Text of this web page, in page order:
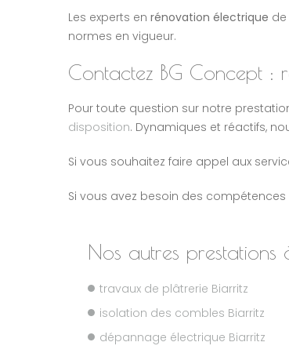
Les experts en rénovation électrique
normes en vigueur.
Contactez BG Concept :
Pour toute question sur notre
disposition. Dynamiques et réactifs,
Si vous souhaitez faire appel aux
Si vous avez besoin des
Nos autres prestations
travaux de plâtrerie Biarritz
isolation des combles Biarritz
dépannage électrique Biarritz